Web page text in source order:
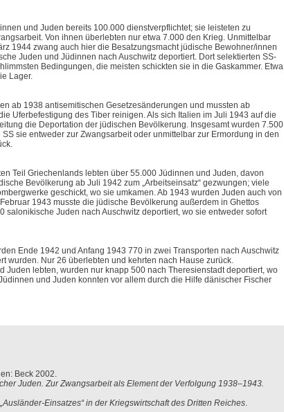
und Juden bereits 100.000 dienstverpflichtet; sie leisteten zu
Von ihnen überlebten nur etwa 7.000 den Krieg. Unmittelbar
1944 zwang auch hier die Besatzungsmacht jüdische Bewohner/innen
Juden und Jüdinnen nach Auschwitz deportiert. Dort selektierten SS-
Bedingungen, die meisten schickten sie in die Gaskammer. Etwa
Lager.
ab 1938 antisemitischen Gesetzesänderungen und mussten ab
Uferbefestigung des Tiber reinigen. Als sich Italien im Juli 1943 auf die
die Deportation der jüdischen Bevölkerung. Insgesamt wurden 7.500
sie entweder zur Zwangsarbeit oder unmittelbar zur Ermordung in den
Teil Griechenlands lebten über 55.000 Jüdinnen und Juden, davon
Bevölkerung ab Juli 1942 zum „Arbeitseinsatz“ gezwungen; viele
geschickt, wo sie umkamen. Ab 1943 wurden Juden auch von
1943 musste die jüdische Bevölkerung außerdem in Ghettos
salonikische Juden nach Auschwitz deportiert, wo sie entweder sofort
Ende 1942 und Anfang 1943 770 in zwei Transporten nach Auschwitz
wurden. Nur 26 überlebten und kehrten nach Hause zurück.
Juden lebten, wurden nur knapp 500 nach Theresienstadt deportiert, wo
und Juden konnten vor allem durch die Hilfe dänischer Fischer
Beck 2002.
Juden. Zur Zwangsarbeit als Element der Verfolgung 1938–1943.
Einsatzes“ in der Kriegswirtschaft des Dritten Reiches.